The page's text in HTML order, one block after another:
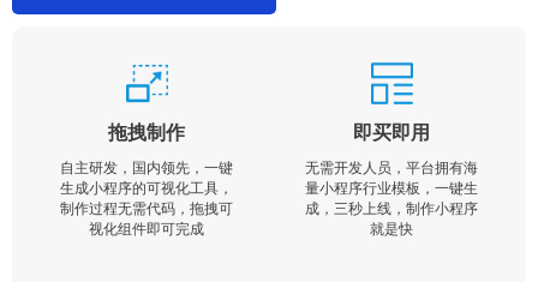
拖拽制作
自主研发，国内领先，一键
生成小程序的可视化工具，
制作过程无需代码，拖拽可
视化组件即可完成
即买即用
无需开发人员，平台拥有海
量小程序行业模板，一键生
成，三秒上线，制作小程序
就是快